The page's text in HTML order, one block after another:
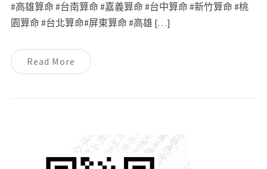
#高雄算命 #台南算命 #嘉義算命 #台中算命 #新竹算命 #桃
園算命 #台北算命#屏東算命 #高雄 […]
Read More